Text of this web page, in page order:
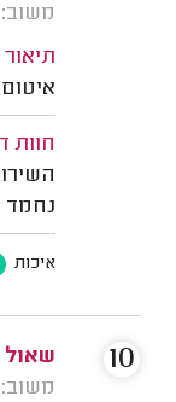
משוב: 14/12/2020
חוות
נחמד
איכות
שאול
משוב: 08/08/2021
10